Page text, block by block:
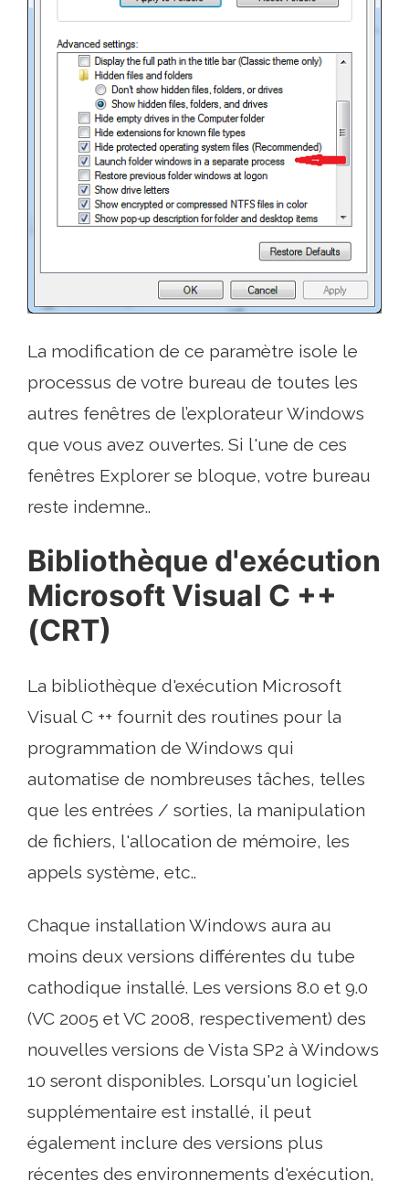
La modification de ce paramètre isole le
processus de votre bureau de toutes les
autres fenêtres de l’explorateur Windows
que vous avez ouvertes. Si l'une de ces
fenêtres Explorer se bloque, votre bureau
reste indemne..
Bibliothèque d'exécution
Microsoft Visual C ++
(CRT)
La bibliothèque d'exécution Microsoft
Visual C ++ fournit des routines pour la
programmation de Windows qui
automatise de nombreuses tâches, telles
que les entrées / sorties, la manipulation
de fichiers, l'allocation de mémoire, les
appels système, etc..
Chaque installation Windows aura au
moins deux versions différentes du tube
cathodique installé. Les versions 8.0 et 9.0
(VC 2005 et VC 2008, respectivement) des
nouvelles versions de Vista SP2 à Windows
10 seront disponibles. Lorsqu'un logiciel
supplémentaire est installé, il peut
également inclure des versions plus
récentes des environnements d'exécution,